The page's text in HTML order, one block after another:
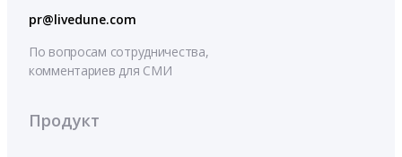
pr@livedune.com
По вопросам сотрудничества,
комментариев для СМИ
Продукт